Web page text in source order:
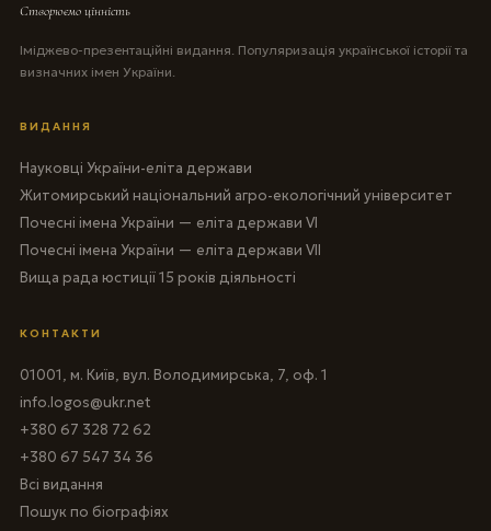
Створюємо цінність
Іміджево-презентаційні видання. Популяризація української історії та
визначних імен України.
ВИДАННЯ
Науковці України-еліта держави
Житомирський національний агро-екологічний університет
Почесні імена України — еліта держави VI
Почесні імена України — еліта держави VII
Вища рада юстиції 15 років діяльності
КОНТАКТИ
01001, м. Київ, вул. Володимирська, 7, оф. 1
info.logos@ukr.net
+380 67 328 72 62
+380 67 547 34 36
Всі видання
Пошук по біографіях